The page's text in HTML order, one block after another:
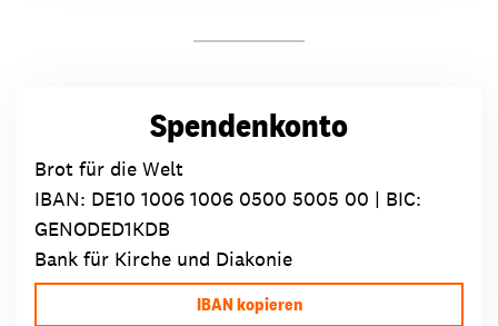
Spendenkonto
Brot für die Welt
IBAN: DE10 1006 1006 0500 5005 00 | BIC:
GENODED1KDB
Bank für Kirche und Diakonie
IBAN kopieren